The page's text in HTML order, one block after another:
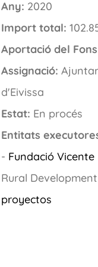
Any: 2020
Import total:
Aportació del
Assignació:
d'Eivissa
Estat: En procés
Entitats
- Fundació Vicente
Rural
proyectos